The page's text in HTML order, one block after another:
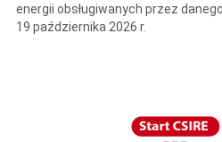
energii obsługiwanych przez
19 października 2026 r.